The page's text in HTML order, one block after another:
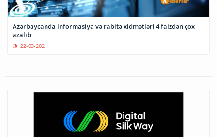
Azərbaycanda informasiya və rabitə xidmətləri 4 faizdən çox
azalıb
22-03-2021